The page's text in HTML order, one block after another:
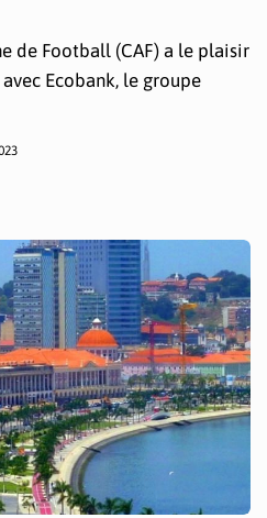
de Football (CAF) a le plaisir
Ecobank, le groupe